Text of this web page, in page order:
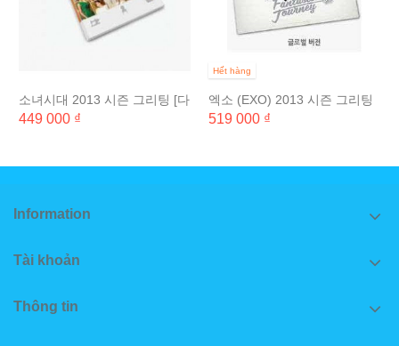
소녀시대 2013 시즌 그리팅 [다
이어리]
449 000 ₫
Hết hàng
엑소 (EXO) 2013 시즌 그리팅
[벽걸이 캘린더: Chinese Ver.]
519 000 ₫
Information
Tài khoản
Thông tin